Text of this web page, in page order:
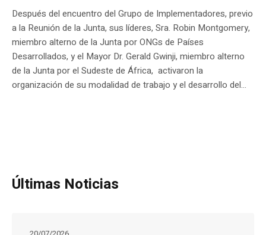
Después del encuentro del Grupo de Implementadores, previo
a la Reunión de la Junta, sus líderes, Sra. Robin Montgomery,
miembro alterno de la Junta por ONGs de Países
Desarrollados, y el Mayor Dr. Gerald Gwinji, miembro alterno
de la Junta por el Sudeste de África, activaron la
organización de su modalidad de trabajo y el desarrollo del...
Últimas Noticias